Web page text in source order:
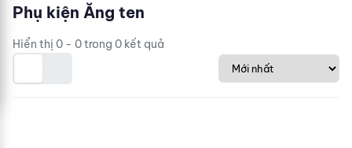
Phụ kiện Ăng ten
Hiển thị 0 - 0 trong 0 kết quả